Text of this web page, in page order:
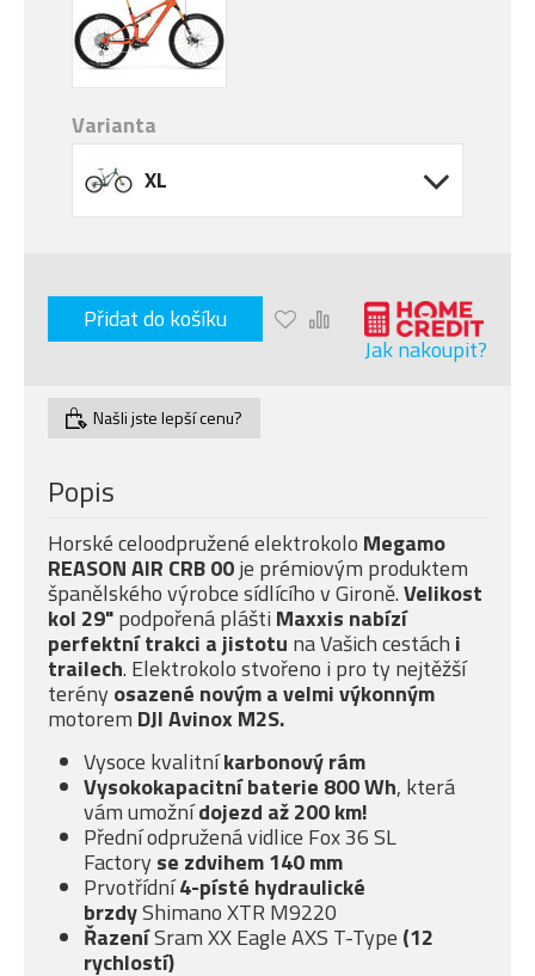
Varianta
XL
Přidat do košíku
Jak nakoupit?
Našli jste lepší cenu?
Popis
Horské celoodpružené elektrokolo Megamo
REASON AIR CRB 00je prémiovým produktem
španělského výrobce sídlícího v Gironě.Velikost
kol 29"podpořená plášti Maxxis nabízí
perfektní trakci a jistotu na Vašich cestách i
trailech. Elektrokolo stvořeno i pro ty nejtěžší
terény osazené novým a velmivýkonným
motorem DJI Avinox M2S.
Vysoce kvalitníkarbonový rám
Vysokokapacitní baterie 800 Wh, která
vám umožnídojezd až 200 km!
Přední odpružená vidlice Fox 36 SL
Factory se zdvihem 140 mm
Prvotřídní4-písté hydraulické
brzdyShimano XTR M9220
ŘazeníSram XX Eagle AXS T-Type (12
rychlostí)